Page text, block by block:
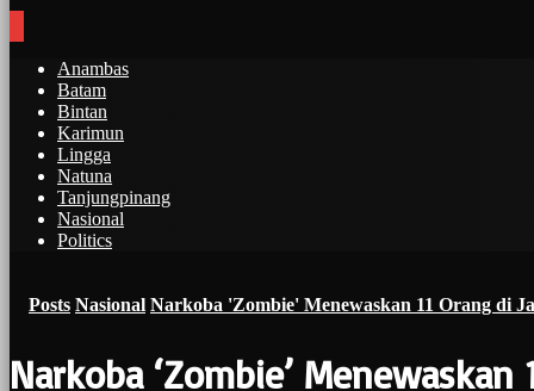
Anambas
Batam
Bintan
Karimun
Lingga
Natuna
Tanjungpinang
Nasional
Politics
Posts Nasional Narkoba 'Zombie' Menewaskan 11 Orang di
Narkoba ‘Zombie’ Menewaskan